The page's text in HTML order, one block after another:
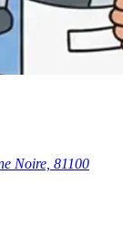
Noire, 81100